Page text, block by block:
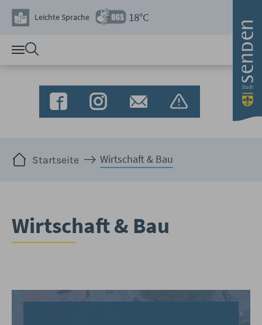
Zum Hauptinhalt springen
Leichte Sprache 18°C
Startseite Wirtschaft & Bau
Wirtschaft & Bau